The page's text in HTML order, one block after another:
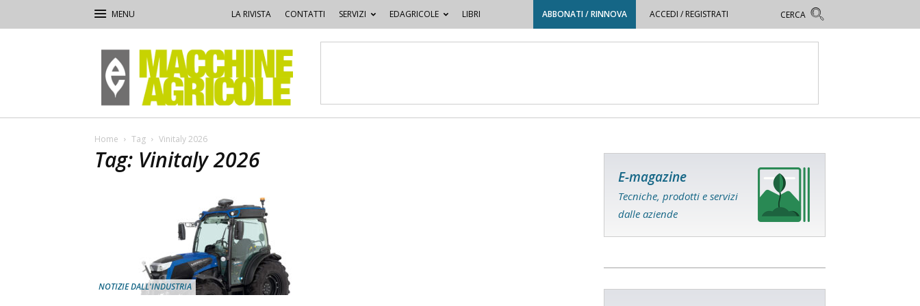
LA RIVISTA CONTATTI SERVIZI EDAGRICOLE LIBRI ABBONATI / RINNOVA ACCEDI / REGISTRATI
Macchine
Agricole
Home Tag Vinitaly 2026
Tag: Vinitaly 2026
NOTIZIE DALL'INDUSTRIA
E-magazine
Tecniche, prodotti e servizi
dalle aziende